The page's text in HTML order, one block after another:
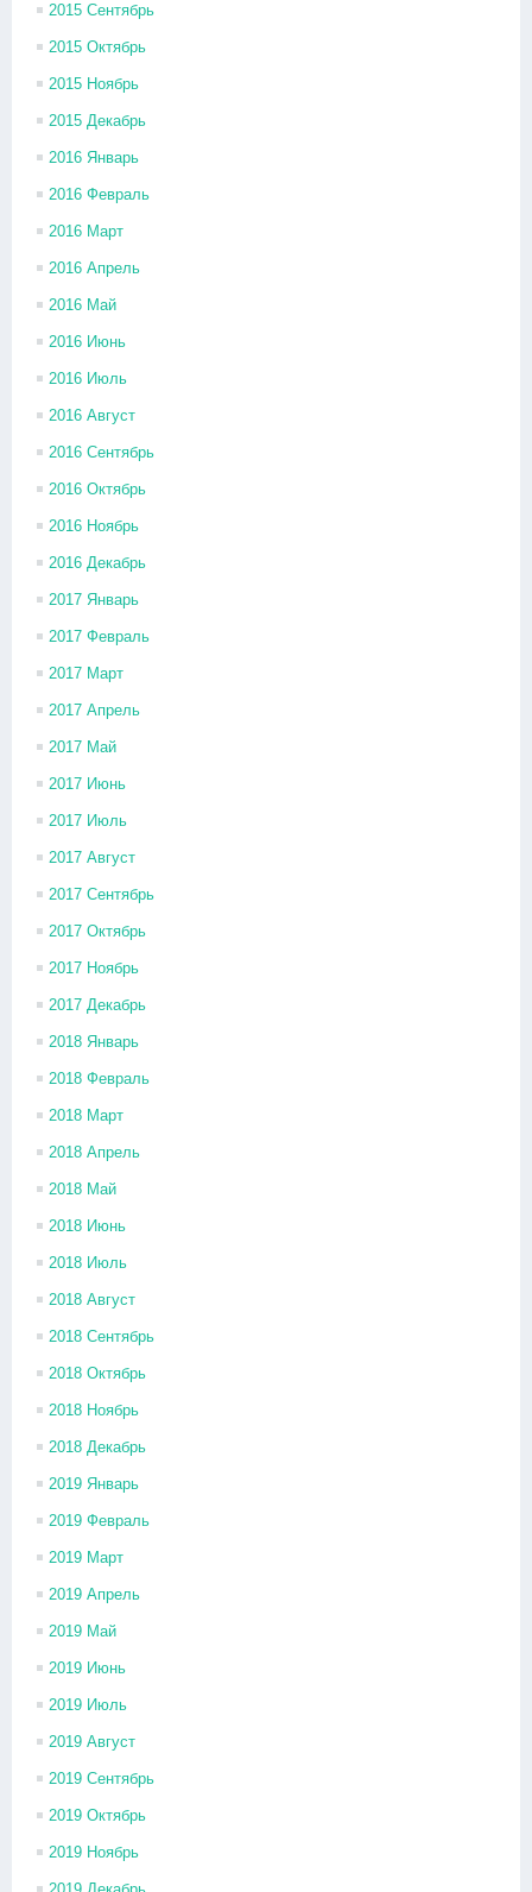
2015 Сентябрь
2015 Октябрь
2015 Ноябрь
2015 Декабрь
2016 Январь
2016 Февраль
2016 Март
2016 Апрель
2016 Май
2016 Июнь
2016 Июль
2016 Август
2016 Сентябрь
2016 Октябрь
2016 Ноябрь
2016 Декабрь
2017 Январь
2017 Февраль
2017 Март
2017 Апрель
2017 Май
2017 Июнь
2017 Июль
2017 Август
2017 Сентябрь
2017 Октябрь
2017 Ноябрь
2017 Декабрь
2018 Январь
2018 Февраль
2018 Март
2018 Апрель
2018 Май
2018 Июнь
2018 Июль
2018 Август
2018 Сентябрь
2018 Октябрь
2018 Ноябрь
2018 Декабрь
2019 Январь
2019 Февраль
2019 Март
2019 Апрель
2019 Май
2019 Июнь
2019 Июль
2019 Август
2019 Сентябрь
2019 Октябрь
2019 Ноябрь